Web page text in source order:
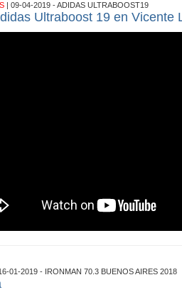
| 09-04-2019 - ADIDAS ULTRABOOST19
Ultraboost 19 en Vicente
01-2019 - IRONMAN 70.3 BUENOS AIRES 2018